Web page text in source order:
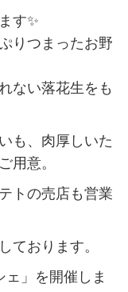
す✨️
りつまったお野
ない落花生をも
も、肉厚しいた
用意。
トの売店も営業
ております。
」を開催しま